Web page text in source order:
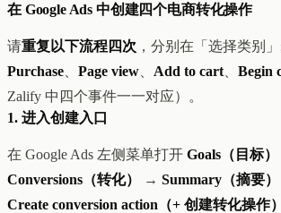
帮助
在 Google Ads 中创建四个电商转化操作
请重复以下流程四次 ，分别在「选择类别
Purchase
Page view Add to cart Begin
Zalify 中四个事件一一对应）。
1. 进入创建入口
在 Google Ads 左侧菜单打开 Goals（目标）
Conversions（转化）
→ Summary（摘要）
Create conversion action（+ 创建转化操作）